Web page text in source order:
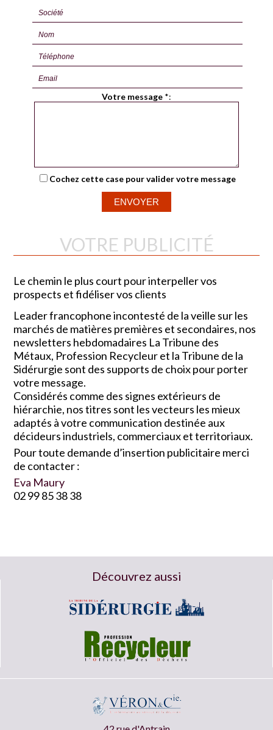
Votre message *:
Cochez cette case pour valider votre message
VOTRE PUBLICITÉ
Le chemin le plus court pour interpeller vos
prospects et fidéliser vos clients
Leader francophone incontesté de la veille sur les
marchés de matières premières et secondaires, nos
newsletters hebdomadaires La Tribune des
Métaux, Profession Recycleur et la Tribune de la
Sidérurgie sont des supports de choix pour porter
votre message.
Considérés comme des signes extérieurs de
hiérarchie, nos titres sont les vecteurs les mieux
adaptés à votre communication destinée aux
décideurs industriels, commerciaux et territoriaux.
Pour toute demande d’insertion publicitaire merci
de contacter :
Eva Maury
02 99 85 38 38
Découvrez aussi